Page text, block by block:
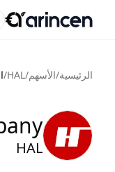
الرئيسية/الأسهم/
HAL
/
HAL